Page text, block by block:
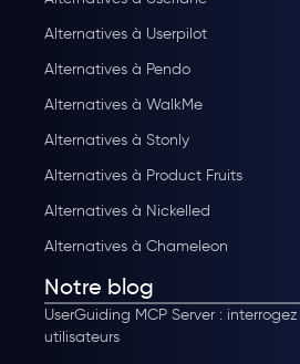
Alternatives à Userpilot
Alternatives à Pendo
Alternatives à WalkMe
Alternatives à Stonly
Alternatives à Product Fruits
Alternatives à Nickelled
Alternatives à Chameleon
Notre blog
UserGuiding MCP Server :
utilisateurs